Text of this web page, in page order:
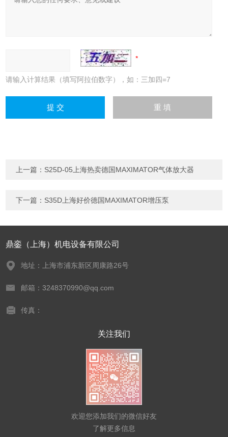
请输入计算结果（填写阿拉伯数字），如：三加四=7
上一篇： S25D-05上海热卖德国MAXIMATOR气体放大器
下一篇： S35D上海好价德国MAXIMATOR增压泵
鼎銮（上海）机电设备有限公司
地址：上海市浦东新区周康路26号
邮箱：3248370990@qq.com
传真：
关注我们
欢迎您添加我们的微信好友
了解更多信息